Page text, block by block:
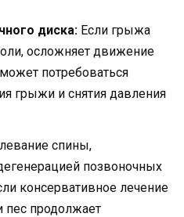
диска: Если грыжа
осложняет движение
потребоваться
грыжи и снятия давления
спины,
позвоночных
консервативное лечение
пес продолжает